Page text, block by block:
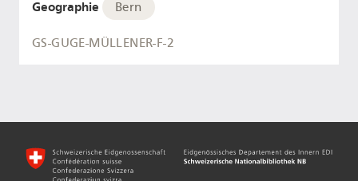
Geographie Bern
GS-GUGE-MÜLLENER-F-2